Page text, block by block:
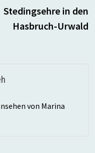
Stedingsehre in den
Hasbruch-Urwald
von Marina